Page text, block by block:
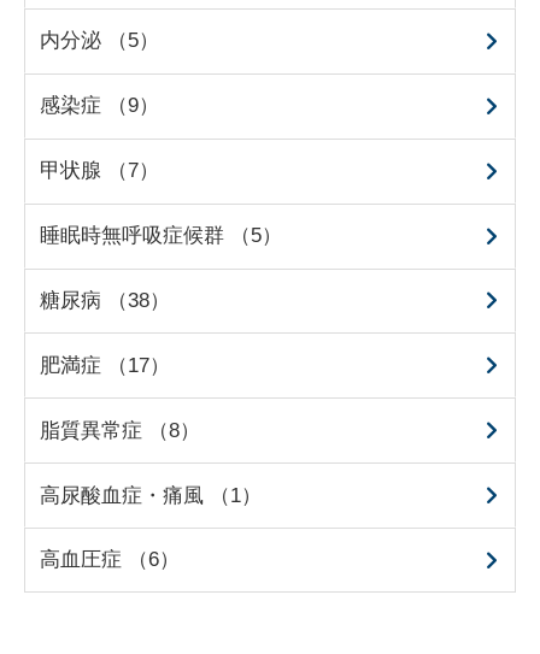
内分泌 （5）
感染症 （9）
甲状腺 （7）
睡眠時無呼吸症候群 （5）
糖尿病 （38）
肥満症 （17）
脂質異常症 （8）
高尿酸血症・痛風 （1）
高血圧症 （6）